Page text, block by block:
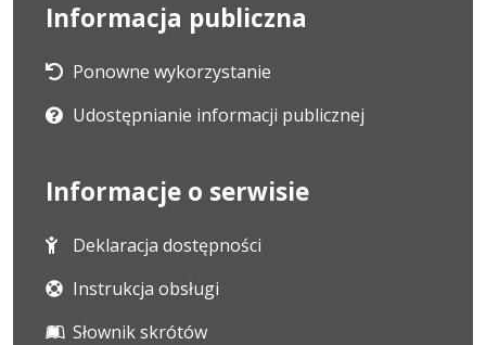
Informacja publiczna
Ponowne wykorzystanie
Udostępnianie informacji publicznej
Informacje o serwisie
Deklaracja dostępności
Instrukcja obsługi
Słownik skrótów